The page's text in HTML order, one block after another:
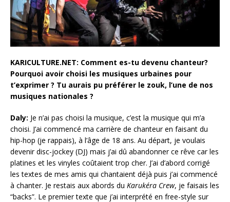
KARICULTURE.NET: Comment es-tu devenu chanteur?
Pourquoi avoir choisi les musiques urbaines pour
t’exprimer ? Tu aurais pu préférer le zouk, l’une de nos
musiques nationales ?
Daly: Je n’ai pas choisi la musique, c’est la musique qui m’a
choisi. J’ai commencé ma carrière de chanteur en faisant du
hip-hop (je rappais), à l’âge de 18 ans. Au départ, je voulais
devenir disc-jockey (DJ) mais j’ai dû abandonner ce rêve car les
platines et les vinyles coûtaient trop cher. J’ai d’abord corrigé
les textes de mes amis qui chantaient déjà puis j’ai commencé
à chanter. Je restais aux abords du Karukéra Crew, je faisais les
“backs”. Le premier texte que j’ai interprété en free-style sur